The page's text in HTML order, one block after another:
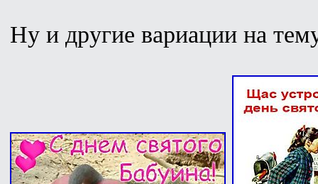
Ну и другие вариации на